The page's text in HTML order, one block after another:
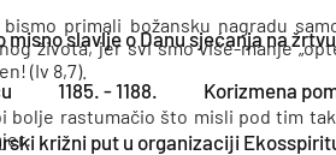
slavlje o Danu sjećanja na
1185. - 1188. Korizmena
križni put u organizaciji
bismo primali božansku nagradu
života, jer svi smo više-manje
(Iv 8,7).
bolje rastumačio što misli pod tim